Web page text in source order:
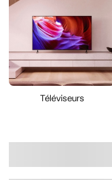
Téléviseurs